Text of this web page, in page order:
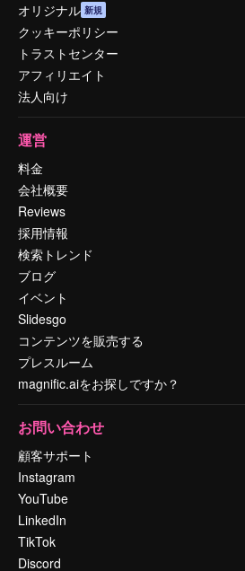
オリジナル 新規
クッキーポリシー
トラストセンター
アフィリエイト
法人向け
運営
料金
会社概要
Reviews
採用情報
検索トレンド
ブログ
イベント
Slidesgo
コンテンツを販売する
プレスルーム
magnific.aiをお探しですか？
お問い合わせ
顧客サポート
Instagram
YouTube
LinkedIn
TikTok
Discord